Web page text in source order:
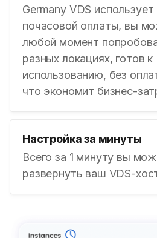
Germany VDS
почасовой оплаты, вы
любой момент
разных локациях, готов к
использованию, без
что экономит бизнес-
Настройка за минуты
Всего за 1 минуту вы
развернуть ваш VDS-